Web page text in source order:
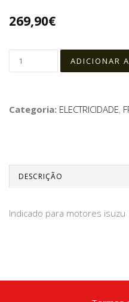
269,90€
Categoria: ELECTRICIDADE,
DESCRIÇÃO
Indicado para motores isuzu